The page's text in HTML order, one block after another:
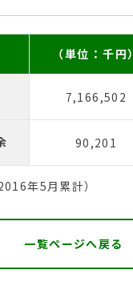
（単位：千円）
7,166,502
90,201
年5月累計）
一覧ページへ戻る